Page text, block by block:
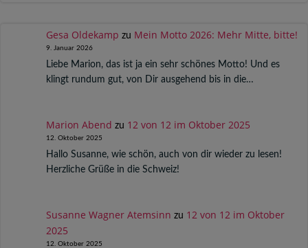
Gesa Oldekamp zu Mein Motto 2026: Mehr Mitte, bitte!
9. Januar 2026
Liebe Marion, das ist ja ein sehr schönes Motto! Und es
klingt rundum gut, von Dir ausgehend bis in die…
Marion Abend zu 12 von 12 im Oktober 2025
12. Oktober 2025
Hallo Susanne, wie schön, auch von dir wieder zu lesen!
Herzliche Grüße in die Schweiz!
Susanne Wagner Atemsinn zu 12 von 12 im Oktober
2025
12. Oktober 2025